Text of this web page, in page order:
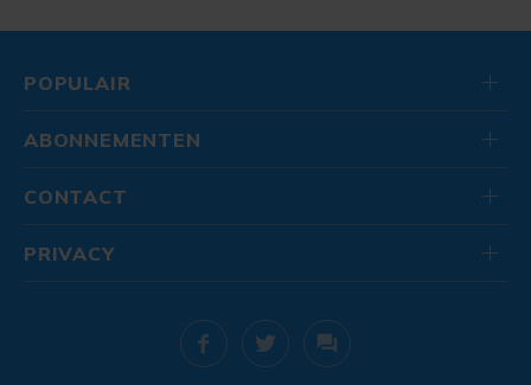
POPULAIR
ABONNEMENTEN
CONTACT
PRIVACY